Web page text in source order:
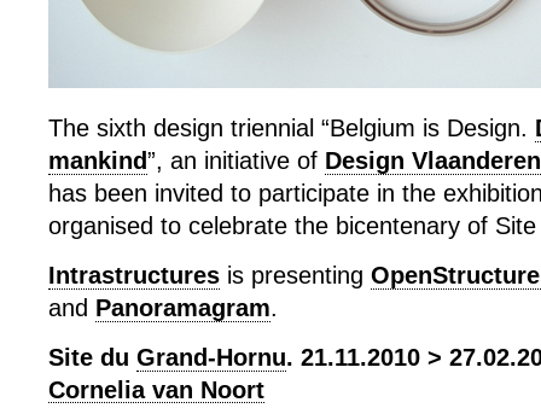
The sixth design triennial “Belgium is Design.
mankind”, an initiative of Design Vlaanderen
has been invited to participate in the
organised to celebrate the bicentenary of
Intrastructures is presenting
and Panoramagram.
Site du Grand-Hornu. 21.11.2010 >
Cornelia van Noort